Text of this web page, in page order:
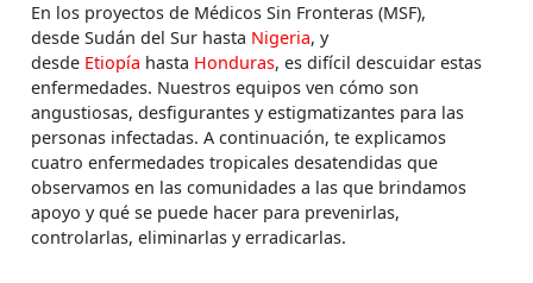
En los proyectos de Médicos Sin Fronteras (MSF),
desde Sudán del Sur hasta Nigeria, y
desde Etiopía hasta Honduras, es difícil descuidar estas
enfermedades. Nuestros equipos ven cómo son
angustiosas, desfigurantes y estigmatizantes para las
personas infectadas. A continuación, te explicamos
cuatro enfermedades tropicales desatendidas que
observamos en las comunidades a las que brindamos
apoyo y qué se puede hacer para prevenirlas,
controlarlas, eliminarlas y erradicarlas.